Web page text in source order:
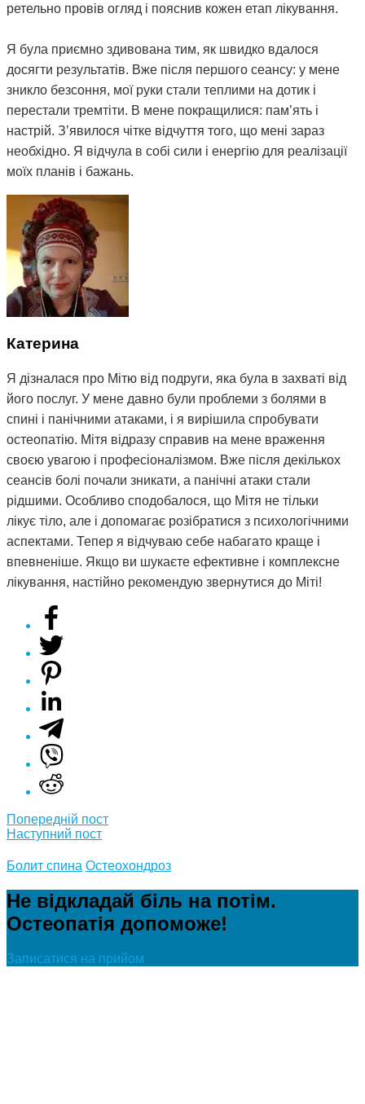
ретельно провів огляд і пояснив кожен етап лікування.
Я була приємно здивована тим, як швидко вдалося
досягти результатів. Вже після першого сеансу: у мене
зникло безсоння, мої руки стали теплими на дотик і
перестали тремтіти. В мене покращилися: памʼять і
настрій. Зʼявилося чітке відчуття того, що мені зараз
необхідно. Я відчула в собі сили і енергію для реалізації
моїх планів і бажань.
Особливо вражає індивідуальний підхід цього лікаря та
увага до всіх деталей. Він не лише допоміг мені з
поточними проблемами, але й надав корисні
рекомендації щодо підтримки здоров'я та
психологічного стану в майбутньому. Я дуже
задоволена результатами і рекомендую цього
лікування !
Катерина
Я дізналася про Мітю від подруги, яка була в захваті від
його послуг. У мене давно були проблеми з болями в
спині і панічними атаками, і я вирішила спробувати
остеопатію. Мітя відразу справив на мене враження
своєю увагою і професіоналізмом. Вже після декількох
сеансів болі почали зникати, а панічні атаки стали
рідшими. Особливо сподобалося, що Мітя не тільки
лікує тіло, але і допомагає розібратися з психологічними
аспектами. Тепер я відчуваю себе набагато краще і
впевненіше. Якщо ви шукаєте ефективне і комплексне
лікування, настійно рекомендую звернутися до Міті!
Post
navigation
Попередній пост
Наступний пост
Болит спина Остеохондроз
Не відкладай біль на потім.
Остеопатія допоможе!
Записатися на прийом